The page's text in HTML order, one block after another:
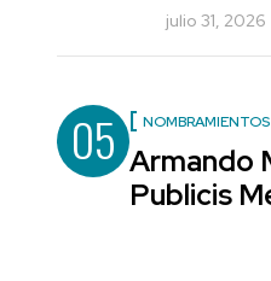
julio 31, 2026
05 NOMBRAMIENTOS
Armando
Publicis